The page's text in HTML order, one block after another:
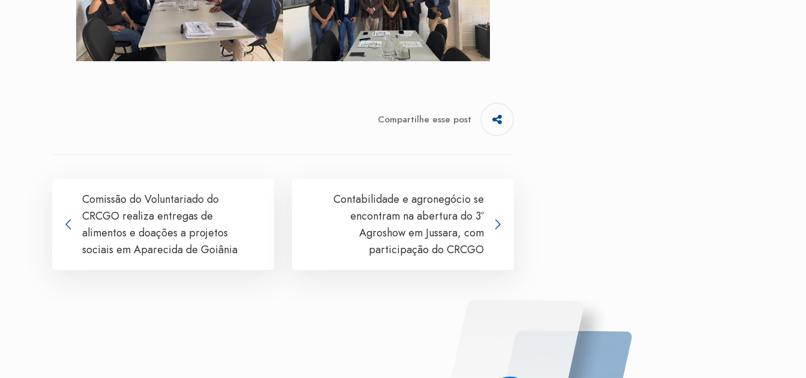
Compartilhe esse post
Comissão do Voluntariado do
CRCGO realiza entregas de
alimentos e doações a projetos
sociais em Aparecida de Goiânia
Contabilidade e agronegócio se
encontram na abertura do 3º
Agroshow em Jussara, com
participação do CRCGO